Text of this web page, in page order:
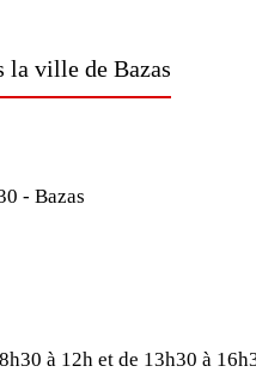
la ville de Bazas
- Bazas
à 12h et de 13h30 à